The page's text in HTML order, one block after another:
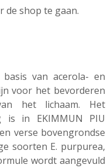
de shop te gaan.
van acerola- en
voor het bevorderen
het lichaam. Het
is in EKIMMUN PIU
verse bovengrondse
soorten E. purpurea,
wordt aangevuld